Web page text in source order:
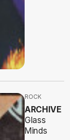
ROCK
ARCHIVE
Glass
Minds